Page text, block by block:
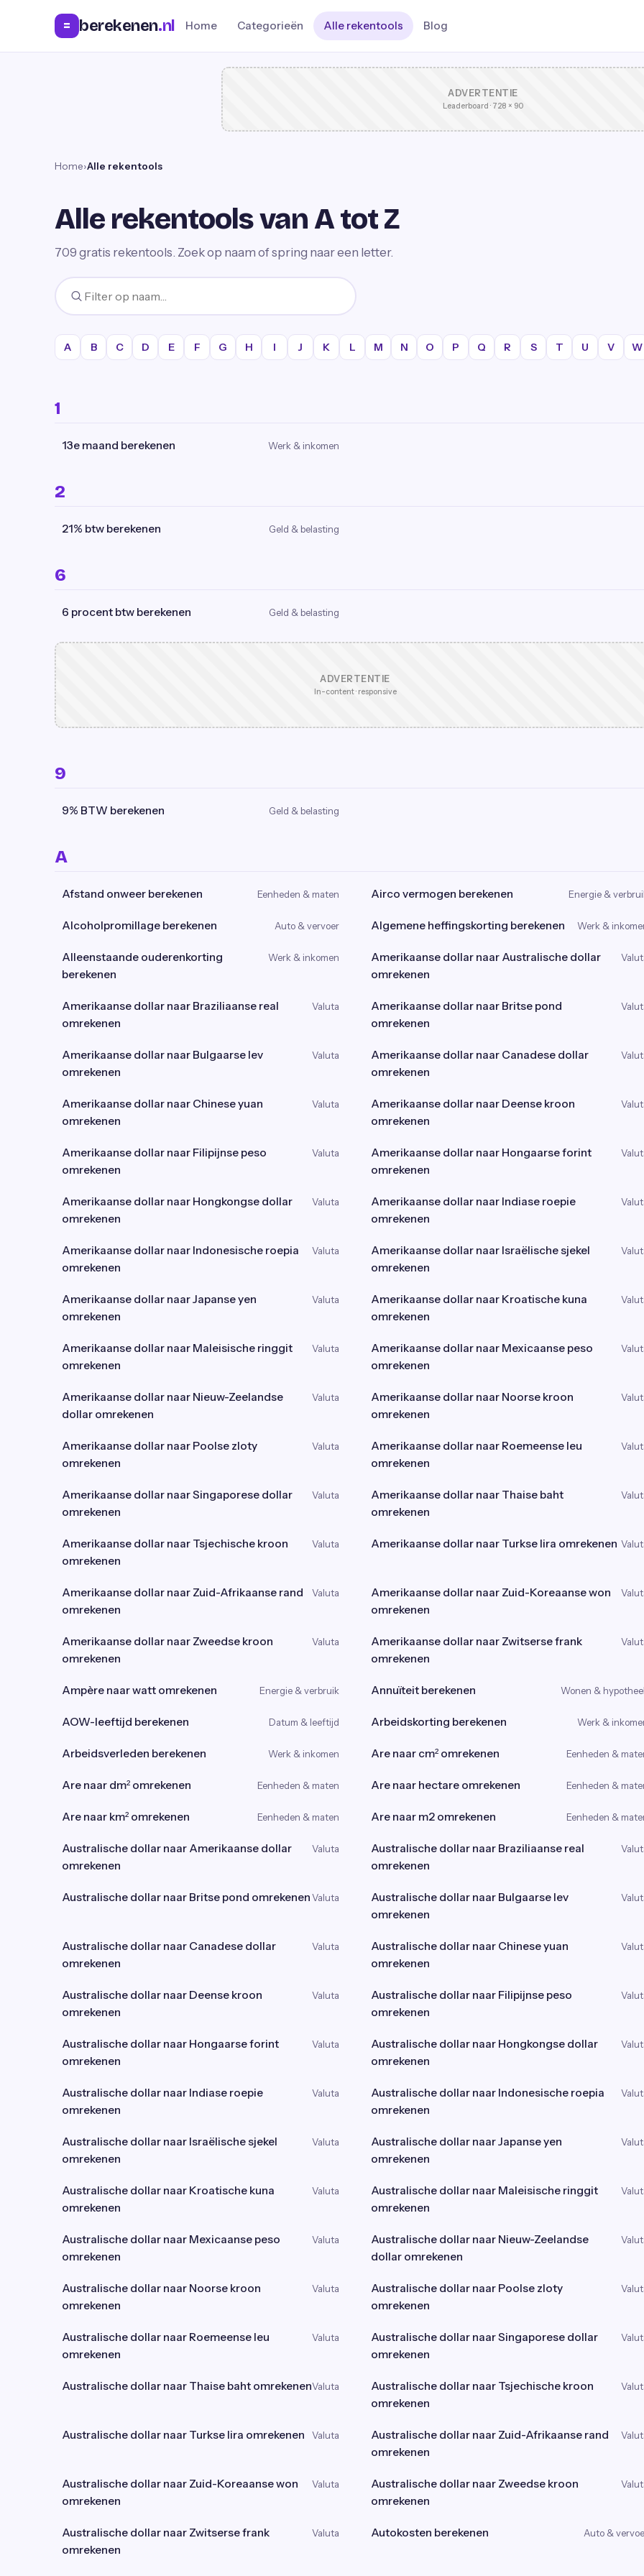
= berekenen.nl Home Categorieën Alle rekentools Blog
ADVERTENTIE
Leaderboard · 728 × 90
Home›Alle rekentools
Alle rekentools van A tot Z
709 gratis rekentools. Zoek op naam of spring naar een letter.
A B C D E F G H I J K L M N O P Q R S T U V W
1
13e maand berekenen Werk & inkomen
2
21% btw berekenen Geld & belasting
6
6 procent btw berekenen Geld & belasting
ADVERTENTIE
In-content · responsive
9
9% BTW berekenen Geld & belasting
A
Afstand onweer berekenen Eenheden & maten Airco vermogen berekenen Energie &
Alcoholpromillage berekenen Auto & vervoer Algemene heffingskorting berekenen Werk &
Alleenstaande ouderenkorting
berekenen
Werk & inkomen
Amerikaanse dollar naar Australische dollar
omrekenen
Amerikaanse dollar naar Braziliaanse real
omrekenen
Valuta
Amerikaanse dollar naar Britse pond
omrekenen
Amerikaanse dollar naar Bulgaarse lev
omrekenen
Valuta
Amerikaanse dollar naar Canadese dollar
omrekenen
Amerikaanse dollar naar Chinese yuan
omrekenen
Valuta
Amerikaanse dollar naar Deense kroon
omrekenen
Amerikaanse dollar naar Filipijnse peso
omrekenen
Valuta
Amerikaanse dollar naar Hongaarse forint
omrekenen
Amerikaanse dollar naar Hongkongse dollar
omrekenen
Valuta
Amerikaanse dollar naar Indiase roepie
omrekenen
Amerikaanse dollar naar Indonesische roepia
omrekenen
Valuta
Amerikaanse dollar naar Israëlische sjekel
omrekenen
Amerikaanse dollar naar Japanse yen
omrekenen
Valuta
Amerikaanse dollar naar Kroatische kuna
omrekenen
Amerikaanse dollar naar Maleisische ringgit
omrekenen
Valuta
Amerikaanse dollar naar Mexicaanse peso
omrekenen
Amerikaanse dollar naar Nieuw-Zeelandse
dollar omrekenen
Valuta
Amerikaanse dollar naar Noorse kroon
omrekenen
Amerikaanse dollar naar Poolse zloty
omrekenen
Valuta
Amerikaanse dollar naar Roemeense leu
omrekenen
Amerikaanse dollar naar Singaporese dollar
omrekenen
Valuta
Amerikaanse dollar naar Thaise baht
omrekenen
Amerikaanse dollar naar Tsjechische kroon
omrekenen
Valuta Amerikaanse dollar naar Turkse lira omrekenen
Amerikaanse dollar naar Zuid-Afrikaanse rand
omrekenen
Valuta
Amerikaanse dollar naar Zuid-Koreaanse won
omrekenen
Amerikaanse dollar naar Zweedse kroon
omrekenen
Valuta
Amerikaanse dollar naar Zwitserse frank
omrekenen
Ampère naar watt omrekenen Energie & verbruik Annuïteit berekenen Wonen &
AOW-leeftijd berekenen Datum & leeftijd Arbeidskorting berekenen Werk &
Arbeidsverleden berekenen Werk & inkomen Are naar cm² omrekenen Eenheden &
Are naar dm² omrekenen Eenheden & maten Are naar hectare omrekenen Eenheden &
Are naar km² omrekenen Eenheden & maten Are naar m2 omrekenen Eenheden &
Australische dollar naar Amerikaanse dollar
omrekenen
Valuta
Australische dollar naar Braziliaanse real
omrekenen
Australische dollar naar Britse pond omrekenenValuta
Australische dollar naar Bulgaarse lev
omrekenen
Australische dollar naar Canadese dollar
omrekenen
Valuta
Australische dollar naar Chinese yuan
omrekenen
Australische dollar naar Deense kroon
omrekenen
Valuta
Australische dollar naar Filipijnse peso
omrekenen
Australische dollar naar Hongaarse forint
omrekenen
Valuta
Australische dollar naar Hongkongse dollar
omrekenen
Australische dollar naar Indiase roepie
omrekenen
Valuta
Australische dollar naar Indonesische roepia
omrekenen
Australische dollar naar Israëlische sjekel
omrekenen
Valuta
Australische dollar naar Japanse yen
omrekenen
Australische dollar naar Kroatische kuna
omrekenen
Valuta
Australische dollar naar Maleisische ringgit
omrekenen
Australische dollar naar Mexicaanse peso
omrekenen
Valuta
Australische dollar naar Nieuw-Zeelandse
dollar omrekenen
Australische dollar naar Noorse kroon
omrekenen
Valuta
Australische dollar naar Poolse zloty
omrekenen
Australische dollar naar Roemeense leu
omrekenen
Valuta
Australische dollar naar Singaporese dollar
omrekenen
Australische dollar naar Thaise baht omrekenenValuta
Australische dollar naar Tsjechische kroon
omrekenen
Australische dollar naar Turkse lira omrekenen Valuta
Australische dollar naar Zuid-Afrikaanse rand
omrekenen
Australische dollar naar Zuid-Koreaanse won
omrekenen
Valuta
Australische dollar naar Zweedse kroon
omrekenen
Australische dollar naar Zwitserse frank
omrekenen
Valuta Autokosten berekenen Auto &